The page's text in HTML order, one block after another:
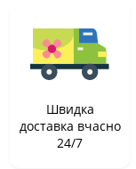
Швидка
доставка вчасно
24/7